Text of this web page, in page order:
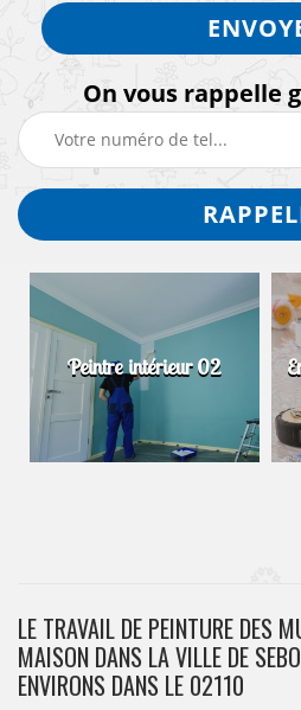
On vous rappelle
Peintre intérieur 02
LE TRAVAIL DE PEINTURE DES
MAISON DANS LA VILLE DE
ENVIRONS DANS LE 02110